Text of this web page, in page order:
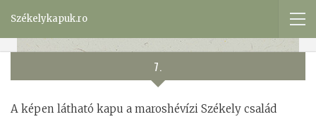
Székelykapuk.ro
7.
A képen látható kapu a maroshévízi Székely család